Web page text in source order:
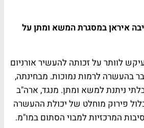
איראן במסגרת המשא ומתן על
לוותר על זכותה להעשיר אורניום
בהעשרה לרמות נמוכות. מבחינתה,
בלתי ניתנת למשא ומתן. מנגד, ארה"ב
פירוק מוחלט של יכולת ההעשרה
המרכזיות למבוי הסתום במו"מ.